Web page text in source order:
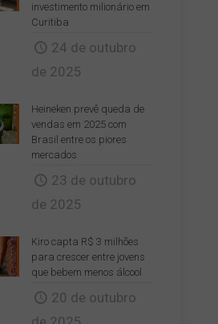
investimento milionário em
Curitiba
24 de outubro
de 2025
Heineken prevê queda de
vendas em 2025 com
Brasil entre os piores
mercados
23 de outubro
de 2025
Kiro capta R$ 3 milhões
para crescer entre jovens
que bebem menos álcool
20 de outubro